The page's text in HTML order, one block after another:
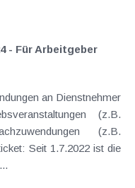
- Für Arbeitgeber
an Dienstnehmer
(z.B.
(z.B.
Seit 1.7.2022 ist die